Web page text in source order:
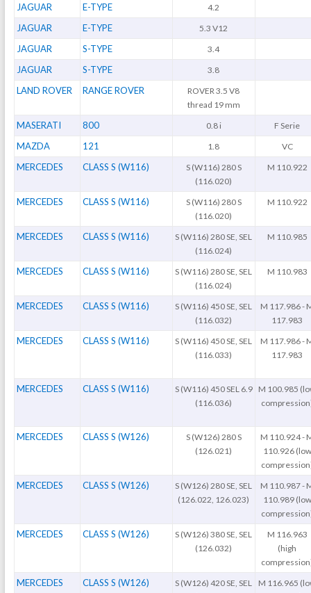
JAGUAR E-TYPE 4.2
JAGUAR E-TYPE 5.3 V12
JAGUAR S-TYPE 3.4
JAGUAR S-TYPE 3.8
LAND ROVER RANGE ROVER
ROVER 3.5 V8
thread 19 mm
MASERATI 800 0.8 i F Serie
MAZDA 121 1.8 VC
MERCEDES CLASS S (W116)
S (W116) 280 S
(116.020)
M 110.922
MERCEDES CLASS S (W116)
S (W116) 280 S
(116.020)
M 110.922
MERCEDES CLASS S (W116)
S (W116) 280 SE, SEL
(116.024)
M 110.985
MERCEDES CLASS S (W116)
S (W116) 280 SE, SEL
(116.024)
M 110.983
MERCEDES CLASS S (W116)
S (W116) 450 SE, SEL
(116.032)
M 117.986 -
117.983
MERCEDES CLASS S (W116)
S (W116) 450 SE, SEL
(116.033)
M 117.986 -
117.983
MERCEDES CLASS S (W116)
S (W116) 450 SEL 6.9
(116.036)
M 100.985
MERCEDES CLASS S (W126)
S (W126) 280 S
(126.021)
M 110.924 -
110.926 (low
MERCEDES CLASS S (W126)
S (W126) 280 SE, SEL
(126.022, 126.023)
M 110.987 -
110.989 (low
MERCEDES CLASS S (W126)
S (W126) 380 SE, SEL
(126.032)
M 116.963
(high
MERCEDES CLASS S (W126)
S (W126) 420 SE, SEL
M 116.965